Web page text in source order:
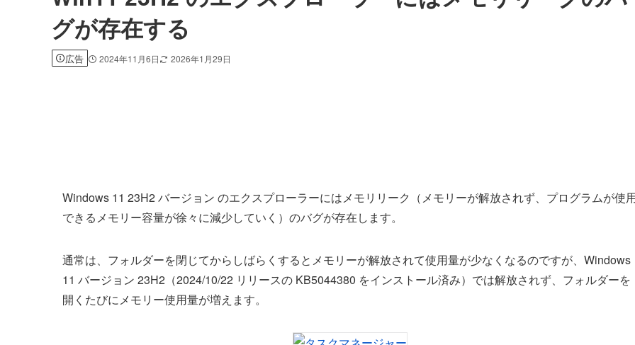
グが存在する
広告 2024年11月6日 2026年1月29日
Windows 11 23H2 バージョン のエクスプローラーにはメモリリーク（メモリーが解放されず、プログラムが使
できるメモリー容量が徐々に減少していく）のバグが存在します。
通常は、フォルダーを閉じてからしばらくするとメモリーが解放されて使用量が少なくなるのですが、Windows
11 バージョン 23H2（2024/10/22 リリースの KB5044380 をインストール済み）では解放されず、フォルダーを
開くたびにメモリー使用量が増えます。